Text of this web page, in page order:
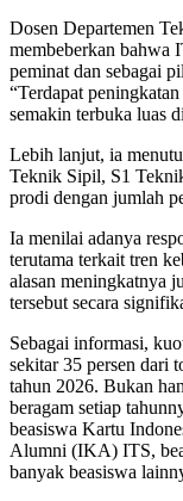
Dosen Departemen
membeberkan bahwa
peminat dan sebagai
“Terdapat
semakin terbuka luas
Lebih lanjut, ia
Teknik Sipil, S1
prodi dengan jumlah
Ia menilai adanya
terutama terkait tren
alasan meningkatnya
tersebut secara
Sebagai informasi,
sekitar 35 persen dari
tahun 2026. Bukan
beragam setiap
beasiswa Kartu
Alumni (IKA) ITS,
banyak beasiswa